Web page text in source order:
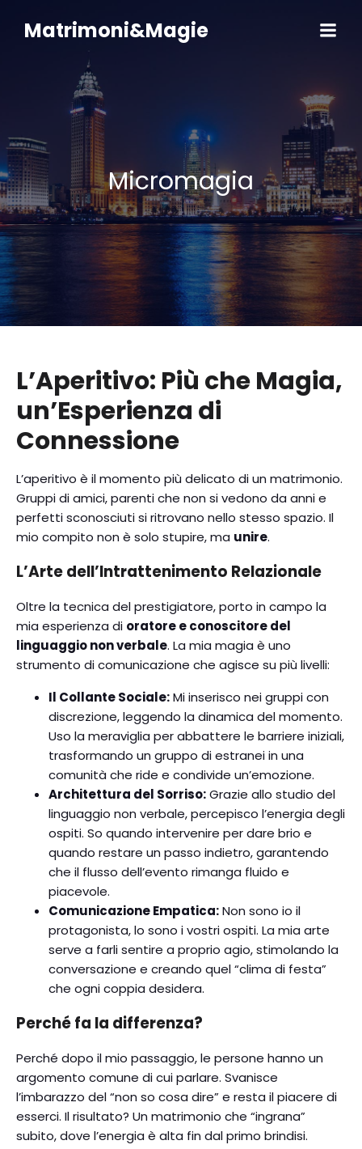
contenuto
Matrimoni&Magie
Micromagia
L’Aperitivo: Più che Magia,
un’Esperienza di
Connessione
L’aperitivo è il momento più delicato di un matrimonio.
Gruppi di amici, parenti che non si vedono da anni e
perfetti sconosciuti si ritrovano nello stesso spazio. Il
mio compito non è solo stupire, ma unire.
L’Arte dell’Intrattenimento Relazionale
Oltre la tecnica del prestigiatore, porto in campo la
mia esperienza di oratore e conoscitore del
linguaggio non verbale. La mia magia è uno
strumento di comunicazione che agisce su più livelli:
Il Collante Sociale:Mi inserisco nei gruppi con
discrezione, leggendo la dinamica del momento.
Uso la meraviglia per abbattere le barriere iniziali,
trasformando un gruppo di estranei in una
comunità che ride e condivide un’emozione.
Architettura del Sorriso:Grazie allo studio del
linguaggio non verbale, percepisco l’energia degli
ospiti. So quando intervenire per dare brio e
quando restare un passo indietro, garantendo
che il flusso dell’evento rimanga fluido e
piacevole.
Comunicazione Empatica:Non sono io il
protagonista, lo sono i vostri ospiti. La mia arte
serve a farli sentire a proprio agio, stimolando la
conversazione e creando quel “clima di festa”
che ogni coppia desidera.
Perché fa la differenza?
Perché dopo il mio passaggio, le persone hanno un
argomento comune di cui parlare. Svanisce
l’imbarazzo del “non so cosa dire” e resta il piacere di
esserci. Il risultato? Un matrimonio che “ingrana”
subito, dove l’energia è alta fin dal primo brindisi.